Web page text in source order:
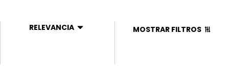
RELEVANCIA MOSTRAR FILTROS